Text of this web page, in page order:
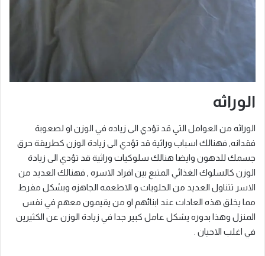
الوراثه
الوراثه من العوامل التي قد تؤدي الى زياده في الوزن او لصعوبة
فقدانه, فهنالك اسباب وراثية قد تؤدي الى زيادة الوزن كطريقة حرق
جسمك للدهون وايضا هنالك سلوكيات وراثية قد تؤدي الى زيادة
الوزن كالسلوك الغذائي المتبع بين افراد الاسره , فهنالك العديد من
الاسر تتناول العديد من الحلويات و الاطعمه الجاهزه وبشكل مفرط
مما يخلق هذه العادات عند ابنائهم او من يقيمون معهم في نفس
المنزل وهذا بدوره يشكل عامل كبير جدا في زيادة الوزن عن الكثيرين
في اغلب الاحيان .